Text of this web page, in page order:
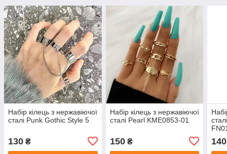
Набір кілець з нержавіючої
сталі Punk Gothic Style 5
130 ₴
Набір кілець з нержавіючої
сталі Pearl KME0853-01
150₴ 140